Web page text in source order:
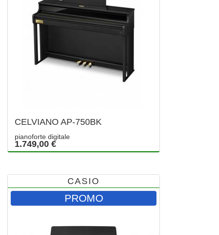
CELVIANO AP-750BK
pianoforte digitale
1.749,00 €
CASIO
PROMO